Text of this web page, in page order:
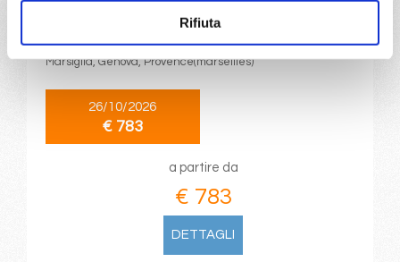
Rifiuta
Genova, Napoli, Palermo, La Goulette, Barcellona,
Marsiglia, Genova, Provence(marseilles)
26/10/2026
€ 783
a partire da
€ 783
DETTAGLI